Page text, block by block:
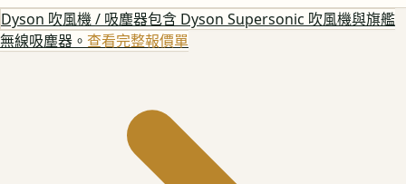
Dyson 吹風機 / 吸塵器包含 Dyson Supersonic 吹風機與旗艦
無線吸塵器。 查看完整報價單